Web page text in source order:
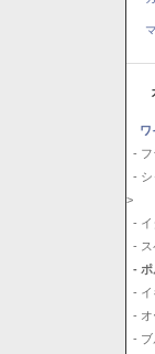
カ
ワ
- フ
- シ
>
- イ
- ス
- ポ
- イ
- オ
- ブ